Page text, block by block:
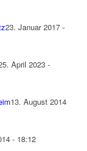
23. Januar 2017 -
April 2023 -
13. August 2014
- 18:12